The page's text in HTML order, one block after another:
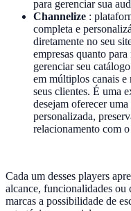
para gerenciar sua
Channelize :
completa e
diretamente no seu
empresas quanto
gerenciar seu
em múltiplos canais e
seus clientes. É uma
desejam oferecer
personalizada,
relacionamento com
Cada um desses players
alcance, funcionalidades
marcas a possibilidade de